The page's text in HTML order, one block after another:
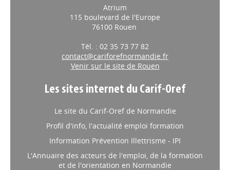
Site de Rouen
Atrium
115 boulevard de l'Europe
Tél. : 02 35 73 77 82
contact@cariforefnormandie.fr
L'Annuaire des acteurs de l'emploi, de la formation